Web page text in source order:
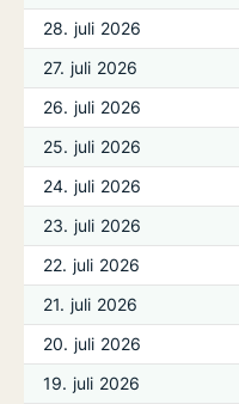
28. juli 2026
27. juli 2026
26. juli 2026
25. juli 2026
24. juli 2026
23. juli 2026
22. juli 2026
21. juli 2026
20. juli 2026
19. juli 2026